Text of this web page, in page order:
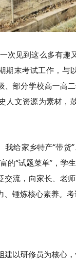
次见到这么多有
期末考试工作，
、部分学校高一高
人文资源为素材，
我给家乡特产“带
的“试题菜单”，学
交流，向家长、老
锤炼核心素养。
建以研修员为核心